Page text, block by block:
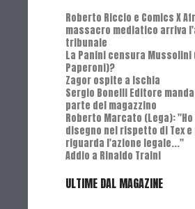
Roberto Riccio e Comics X
massacro mediatico arriva
tribunale
La Panini censura Mussolini
Paperoni)?
Zagor ospite a Ischia
Sergio Bonelli Editore
parte del magazzino
Roberto Marcato (Lega):
disegno nel rispetto di Tex
riguarda l'azione legale..."
Addio a Rinaldo Traini
ULTIME DAL MAGAZINE